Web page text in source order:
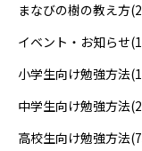
まなびの樹の教え方
イベント・お知らせ
小学生向け勉強方法
中学生向け勉強方法
高校生向け勉強方法